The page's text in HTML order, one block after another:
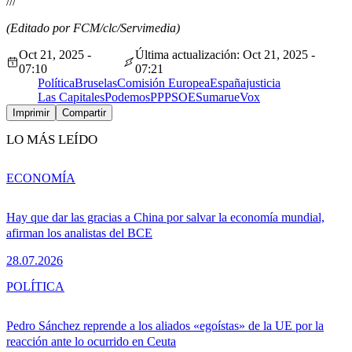
(Editado por FCM/clc/Servimedia)
Oct 21, 2025 -
07:10
Última actualización: Oct 21, 2025 -
07:21
PolíticaBruselasComisión EuropeaEspañajusticia
Las CapitalesPodemosPPPSOESumarueVox
Imprimir Compartir
LO MÁS LEÍDO
Hay que dar las gracias a China por salvar la economía mundial,
afirman los analistas del BCE
28.07.2026
ECONOMÍA
Pedro Sánchez reprende a los aliados «egoístas» de la UE por la
reacción ante lo ocurrido en Ceuta
POLÍTICA